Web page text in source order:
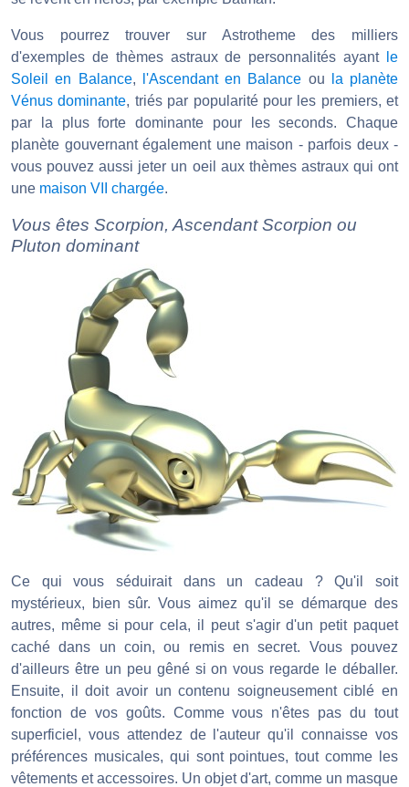
Vous pourrez trouver sur Astrotheme des milliers
d'exemples de thèmes astraux de personnalités ayant
le
Soleil en Balance, l'Ascendant en Balance ou
la planète
Vénus dominante, triés par popularité pour les premiers, et
par la plus forte dominante pour les seconds. Chaque
planète gouvernant également une maison - parfois deux -
vous pouvez aussi jeter un oeil aux thèmes astraux qui ont
une maison VII chargée.
Vous êtes Scorpion, Ascendant Scorpion ou
Pluton dominant
Ce qui vous séduirait dans un cadeau ? Qu'il soit
mystérieux, bien sûr. Vous aimez qu'il se démarque des
autres, même si pour cela, il peut s'agir d'un petit paquet
caché dans un coin, ou remis en secret. Vous pouvez
d'ailleurs être un peu gêné si on vous regarde le déballer.
Ensuite, il doit avoir un contenu soigneusement ciblé en
fonction de vos goûts. Comme vous n'êtes pas du tout
superficiel, vous attendez de l'auteur qu'il connaisse vos
préférences musicales, qui sont pointues, tout comme les
vêtements et accessoires. Un objet d'art, comme un masque